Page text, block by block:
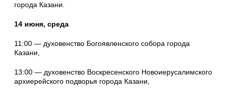
города Казани.
14 июня, среда
11:00 — духовенство Богоявленского собора города
Казани,
13:00 — духовенство Воскресенского Новоиерусалимского
архиерейского подворья города Казани,